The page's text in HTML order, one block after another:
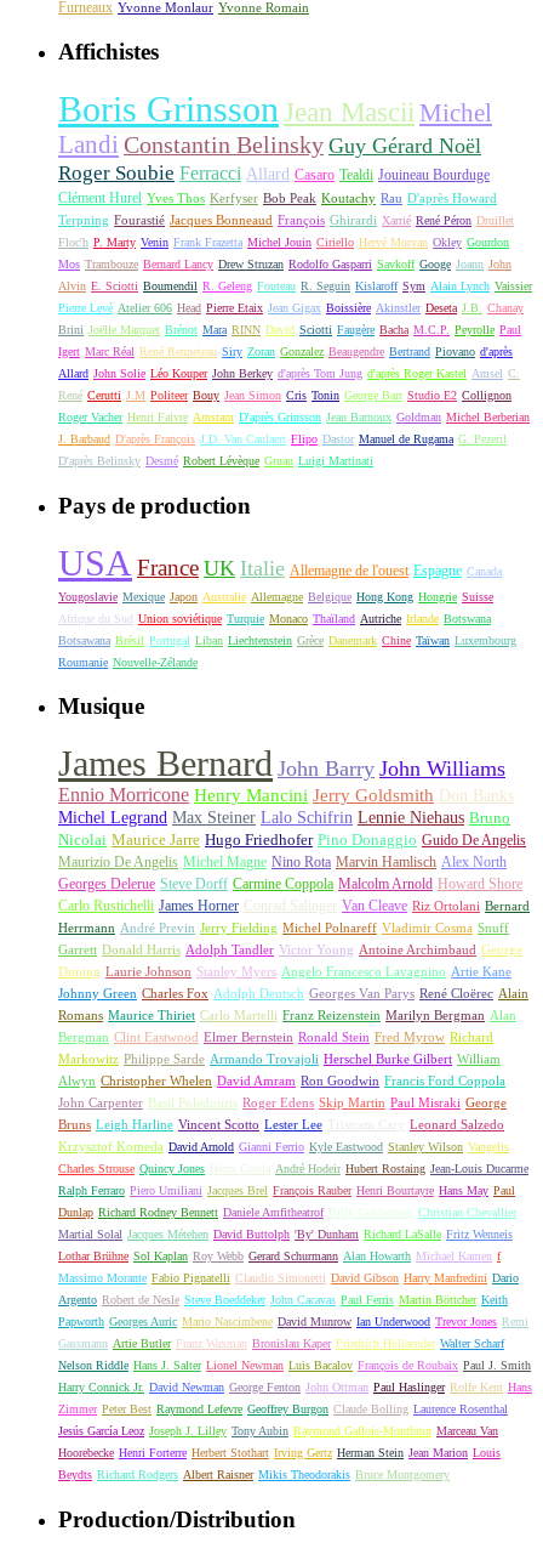
Furneaux Yvonne Monlaur Yvonne Romain
Affichistes
Boris Grinsson Jean Mascii Michel
LandiConstantin Belinsky Guy Gérard Noël
Roger Soubie Ferracci Allard Casaro Tealdi Jouineau Bourduge
Clément Hurel Yves Thos Kerfyser Bob Peak Koutachy Rau D'après Howard
Terpning Fourastié Jacques Bonneaud François Ghirardi Xarrié René Péron Druillet
Floc'h P. Marty Venin Frank Frazetta Michel Jouin Ciriello Hervé Morvan Okley Gourdon
Mos Trambouze Bernard Lancy Drew Struzan Rodolfo Gasparri Savkoff Googe Joann John
Alvin E. Sciotti Boumendil R. Geleng Fouteau R. Seguin Kislaroff Sym Alain Lynch Vaissier
Pierre Levé Atelier 606 Head Pierre Etaix Jean Gigax Boissière Akinstler Deseta J.B.
Chanay
Brini Joëlle Marquet Brénot Mara RINN David Sciotti Faugère Bacha M.C.P. Peyrolle Paul
Igert Marc Réal René Renneteau Siry Zoran Gonzalez Beaugendre Bertrand Piovano d'après
Allard John Solie Léo Kouper John Berkey d'après Tom Jung d'après Roger Kastel Amsel C.
René Cerutti J.M Politeer Bouy Jean Simon Cris Tonin George Barr Studio E2 Collignon
Roger Vacher Henri Faivre Arnstam D'après Grinsson Jean Barnoux Goldman Michel Berberian
J. Barbaud D'après François J.D. Van Caulaert Flipo Dastor Manuel de Rugama G. Pezeril
D'après Belinsky Desmé Robert Lévèque Gruau Luigi Martinati
Pays de production
USA France UK Italie Allemagne de l'ouest Espagne Canada
Yougoslavie Mexique Japon Australie Allemagne Belgique Hong Kong Hongrie Suisse
Afrique du Sud Union soviétique Turquie Monaco Thaïland Autriche Irlande Botswana
Botsawana Brésil Portugal Liban Liechtenstein Grèce Danemark Chine Taïwan Luxembourg
Roumanie Nouvelle-Zélande
Musique
James Bernard John Barry John Williams
Ennio Morricone Henry Mancini Jerry Goldsmith Don Banks
Michel Legrand Max Steiner Lalo Schifrin Lennie Niehaus Bruno
Nicolai Maurice Jarre Hugo Friedhofer Pino Donaggio Guido De Angelis
Maurizio De Angelis Michel Magne Nino Rota Marvin Hamlisch Alex North
Georges Delerue Steve Dorff Carmine Coppola Malcolm Arnold Howard Shore
Carlo Rustichelli James Horner Conrad Salinger Van Cleave Riz Ortolani Bernard
Herrmann André Previn Jerry Fielding Michel Polnareff Vladimir Cosma Snuff
Garrett Donald Harris Adolph Tandler Victor Young Antoine Archimbaud George
Duning Laurie Johnson Stanley Myers Angelo Francesco Lavagnino Artie Kane
Johnny Green Charles Fox Adolph Deutsch Georges Van Parys René Cloërec Alain
Romans Maurice Thiriet Carlo Martelli Franz Reizenstein Marilyn Bergman Alan
Bergman Clint Eastwood Elmer Bernstein Ronald Stein Fred Myrow Richard
Markowitz Philippe Sarde Armando Trovajoli Herschel Burke Gilbert William
Alwyn Christopher Whelen David Amram Ron Goodwin Francis Ford Coppola
John Carpenter
Basil Poledouris Roger Edens Skip Martin Paul Misraki George
Bruns Leigh Harline Vincent Scotto Lester Lee Tristram Cary
Leonard Salzedo
Krzysztof Komeda David Arnold Gianni Ferrio Kyle Eastwood Stanley Wilson Vangelis
Charles Strouse Quincy Jones Henri Crolla André Hodeir Hubert Rostaing Jean-Louis Ducarme
Ralph Ferraro Piero Umiliani Jacques Brel François Rauber Henri Bourtayre Hans May Paul
Dunlap Richard Rodney Bennett Daniele Amfitheatrof Billy Goldenberg Christian Chevallier
Martial Solal Jacques Métehen David Buttolph 'By' Dunham Richard LaSalle Fritz Wenneis
Lothar Brühne Sol Kaplan Roy Webb Gerard Schurmann Alan Howarth Michael Kamen f
Massimo Morante Fabio Pignatelli Claudio Simonetti David Gibson Harry Manfredini Dario
Argento Robert de Nesle Steve Boeddeker John Cacavas Paul Ferris Martin Böttcher Keith
Papworth Georges Auric Mario Nascimbene David Munrow Ian Underwood Trevor Jones Remi
Gassmann Artie Butler Franz Waxman Bronislau Kaper Friedrich Hollaender Walter Scharf
Nelson Riddle Hans J. Salter Lionel Newman Luis Bacalov François de Roubaix Paul J. Smith
Harry Connick Jr. David Newman George Fenton John Ottman Paul Haslinger Rolfe Kent Hans
Zimmer Peter Best Raymond Lefevre Geoffrey Burgon Claude Bolling Laurence Rosenthal
Jesús García Leoz Joseph J. Lilley Tony Aubin Raymond Gallois-Montbrun Marceau Van
Hoorebecke Henri Forterre Herbert Stothart Irving Gertz Herman Stein Jean Marion Louis
Beydts Richard Rodgers Albert Raisner Mikis Theodorakis Bruce Montgomery
Production/Distribution